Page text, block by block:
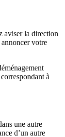
aviser la direction
annoncer votre
à
une autre
d’un autre